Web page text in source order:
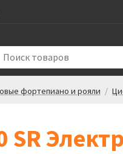
фортепиано и рояли /
SR